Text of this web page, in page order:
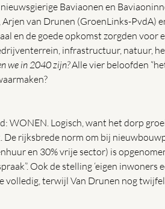
Baviaonen en
van Drunen (GroenLinks-PvdA)
en de goede opkomst zorgden voor
infrastructuur, natuur,
we in 2040 zijn? Alle vier beloofden
WONEN. Logisch, want het dorp
De rijksbrede norm om bij
en 30% vrije sector) is
Ook de stelling ‘eigen inwoners
volledig, terwijl Van Drunen nog